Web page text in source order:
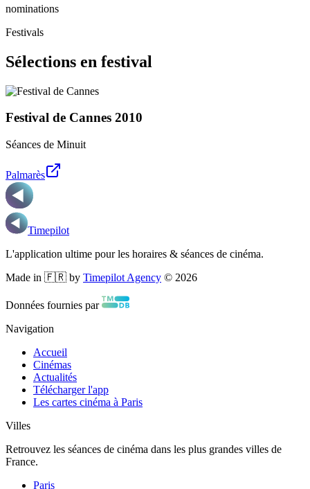
nominations
Festivals
Sélections en festival
Festival de Cannes 2010
Séances de Minuit
Palmarès
Timepilot
L'application ultime pour les horaires & séances de cinéma.
Made in 🇫🇷 by Timepilot Agency © 2026
Données fournies par
Navigation
Accueil
Cinémas
Actualités
Télécharger l'app
Les cartes cinéma à Paris
Villes
Retrouvez les séances de cinéma dans les plus grandes villes de
France.
Paris